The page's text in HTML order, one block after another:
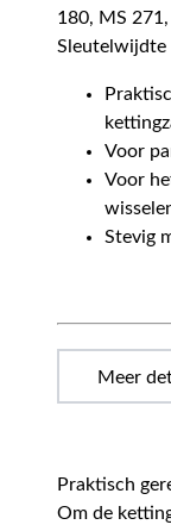
180, MS
Sleutelwijdte
Voor
Voor
Stevig
Praktisch
Om de